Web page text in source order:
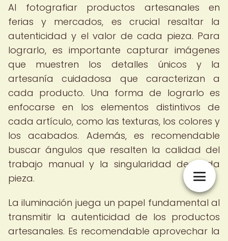
Al fotografiar productos artesanales en
ferias y mercados, es crucial resaltar la
autenticidad y el valor de cada pieza. Para
lograrlo, es importante capturar imágenes
que muestren los detalles únicos y la
artesanía cuidadosa que caracterizan a
cada producto. Una forma de lograrlo es
enfocarse en los elementos distintivos de
cada artículo, como las texturas, los colores y
los acabados. Además, es recomendable
buscar ángulos que resalten la calidad del
trabajo manual y la singularidad de cada
pieza.
La iluminación juega un papel fundamental al
transmitir la autenticidad de los productos
artesanales. Es recomendable aprovechar la